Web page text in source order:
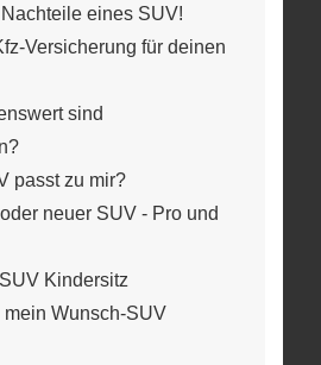
eines SUV!
Versicherung für deinen
sind
passt zu mir?
neuer SUV - Pro und
Kindersitz
Wunsch-SUV